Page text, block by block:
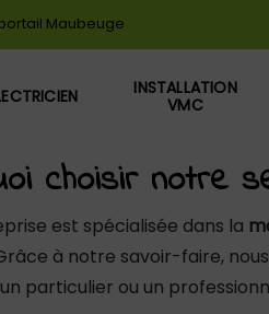
Maubeuge
INSTALLATION
VMC
choisir notre
est spécialisée dans la
à notre savoir-faire,
particulier ou un